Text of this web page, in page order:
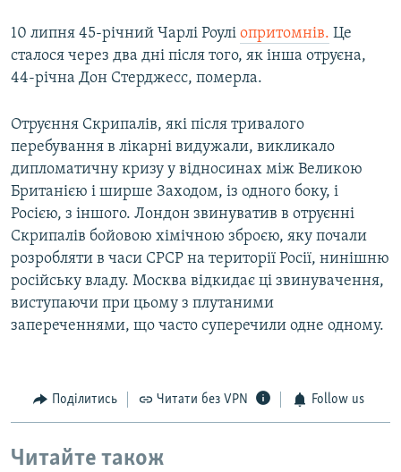
10 липня 45-річний Чарлі Роулі опритомнів. Це
сталося через два дні після того, як інша отруєна,
44-річна Дон Стерджесс, померла.
Отруєння Скрипалів, які після тривалого
перебування в лікарні видужали, викликало
дипломатичну кризу у відносинах між Великою
Британією і ширше Заходом, із одного боку, і
Росією, з іншого. Лондон звинуватив в отруєнні
Скрипалів бойовою хімічною зброєю, яку почали
розробляти в часи СРСР на території Росії, нинішню
російську владу. Москва відкидає ці звинувачення,
виступаючи при цьому з плутаними
запереченнями, що часто суперечили одне одному.
Поділитись Читати без VPN Follow us
Читайте також